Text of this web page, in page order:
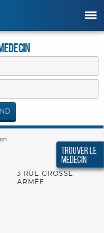
3 RUE GROSSE
ARMÉE
Trouver le
Medecin